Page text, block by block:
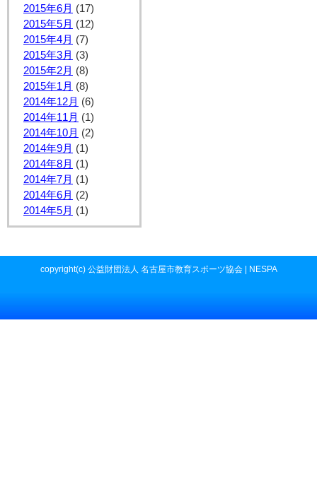
2015年6月 (17)
2015年5月 (12)
2015年4月 (7)
2015年3月 (3)
2015年2月 (8)
2015年1月 (8)
2014年12月 (6)
2014年11月 (1)
2014年10月 (2)
2014年9月 (1)
2014年8月 (1)
2014年7月 (1)
2014年6月 (2)
2014年5月 (1)
copyright(c) 公益財団法人 名古屋市教育スポーツ協会 | NESPA